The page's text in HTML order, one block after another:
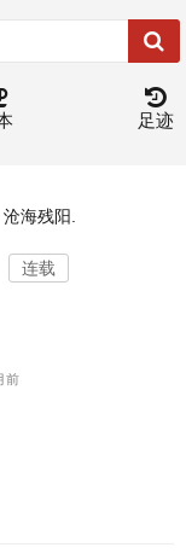
足迹
沧海残阳.
连载
前